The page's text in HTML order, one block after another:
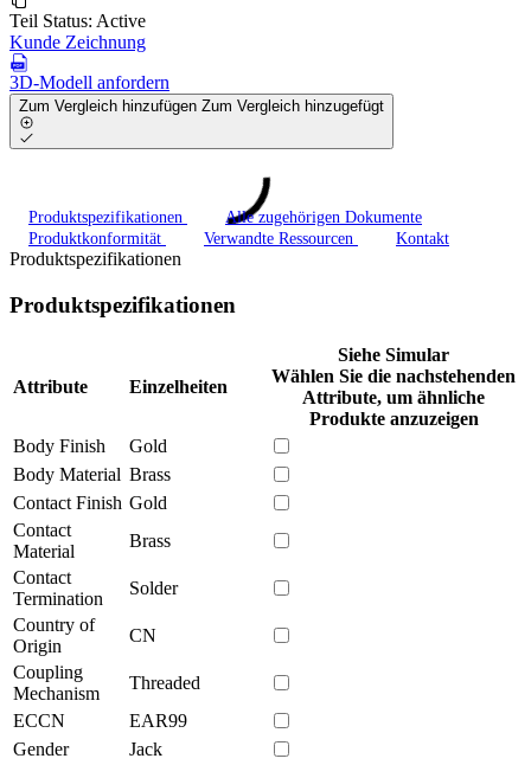
Teil Status: Active
Kunde Zeichnung
3D-Modell anfordern
Zum Vergleich hinzufügen Zum Vergleich hinzugefügt
Produktspezifikationen
Alle zugehörigen Dokumente
Produktkonformität
Verwandte Ressourcen Kontakt
Produktspezifikationen
Produktspezifikationen
Attribute Einzelheiten
Siehe Simular
Wählen Sie die nachstehenden
Attribute, um ähnliche
Produkte anzuzeigen
Body Finish
Gold
Body Material Brass
Contact Finish Gold
Contact
Material
Brass
Contact
Termination
Solder
Country of
Origin
CN
Coupling
Mechanism
Threaded
ECCN
EAR99
Gender
Jack